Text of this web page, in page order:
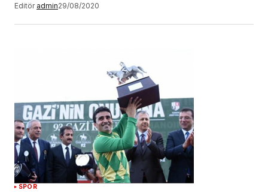
Editör admin29/08/2020
SPOR